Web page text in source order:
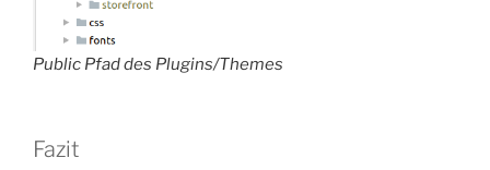
Public Pfad des Plugins/Themes
Fazit